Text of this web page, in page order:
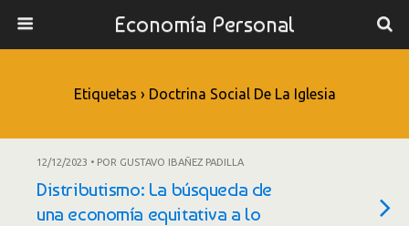
Economía Personal
Etiquetas › Doctrina Social De La Iglesia
12/12/2023 • POR GUSTAVO IBAÑEZ PADILLA
Distributismo: La búsqueda de
una economía equitativa a lo